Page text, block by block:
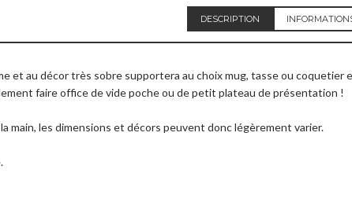
DESCRIPTION
et au décor très sobre supportera au choix mug, tasse ou
faire office de vide poche ou de petit plateau de présentation !
main, les dimensions et décors peuvent donc légèrement varier.